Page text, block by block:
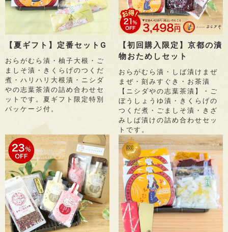
【夏ギフト】定番セットG
おらがむら漬・柚子大根・ご
ましそ漬・きくらげのつくだ
煮・ハリハリ大根漬・ニシダ
やの志葉茶漬の詰め合わせセ
ットです。夏ギフト限定特別
パッケージ付。
【初回購入限定】京都の漬
物おためしセット
おらがむら漬・しば漬けまぜ
まぜ・刻みすぐき・お茶漬
【ニシダやの志葉茶漬】・ご
ぼうしょうゆ漬・きくらげの
つくだ煮・ごましそ漬・きざ
みしば漬けの詰め合わせセッ
トです。